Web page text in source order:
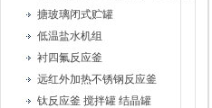
搪玻璃闭式贮罐
低温盐水机组
衬四氟反应釜
远红外加热不锈钢反应釜
钛反应釜 搅拌罐 结晶罐